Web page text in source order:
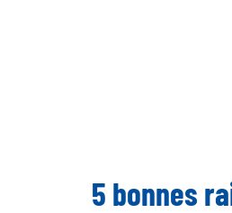
5 bonnes